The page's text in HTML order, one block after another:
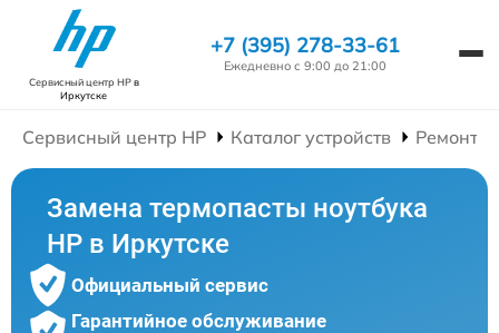
Сервисный центр HPв
Иркутске
+7 (395) 278-33-61
Ежедневно с 9:00 до 21:00
Сервисный центр HP Каталог устройств Ремонт
Замена термопасты ноутбука
HP в Иркутске
Официальный сервис
Гарантийное обслуживание